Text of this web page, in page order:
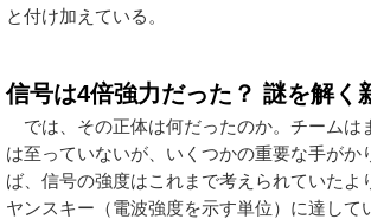
と付け加えている。
信号は4倍強力だった？ 謎を解く
では、その正体は何だったのか。チームは
は至っていないが、いくつかの重要な手がか
ば、信号の強度はこれまで考えられていたよ
ヤンスキー（電波強度を示す単位）に達して